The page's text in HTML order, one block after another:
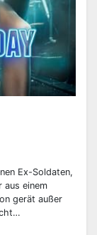
Ex-Soldaten,
aus einem
gerät außer